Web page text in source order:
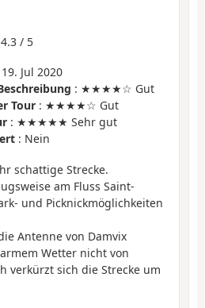
4.3 / 5
Jul 2020
: ★★★★☆ Gut
Tour : ★★★★☆ Gut
: ★★★★★ Sehr gut
: Nein
schattige Strecke.
am Fluss Saint-
und Picknickmöglichkeiten
Antenne von Damvix
Wetter nicht von
verkürzt sich die Strecke um